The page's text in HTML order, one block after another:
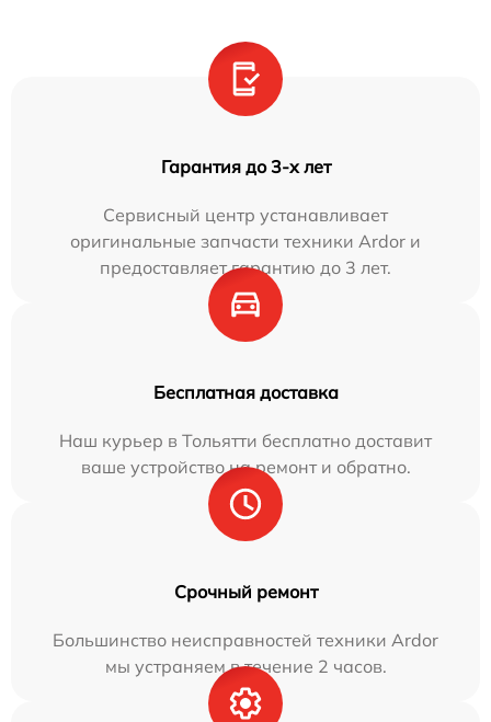
Гарантия до 3-х лет
Сервисный центр устанавливает
оригинальные запчасти техники Ardor и
предоставляет гарантию до 3 лет.
Бесплатная доставка
Наш курьер в Тольятти бесплатно доставит
ваше устройство на ремонт и обратно.
Срочный ремонт
Большинство неисправностей техники Ardor
мы устраняем в течение 2 часов.